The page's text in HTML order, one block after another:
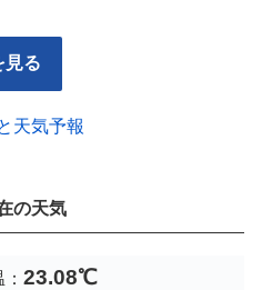
見る
天気予報
の天気
23.08℃